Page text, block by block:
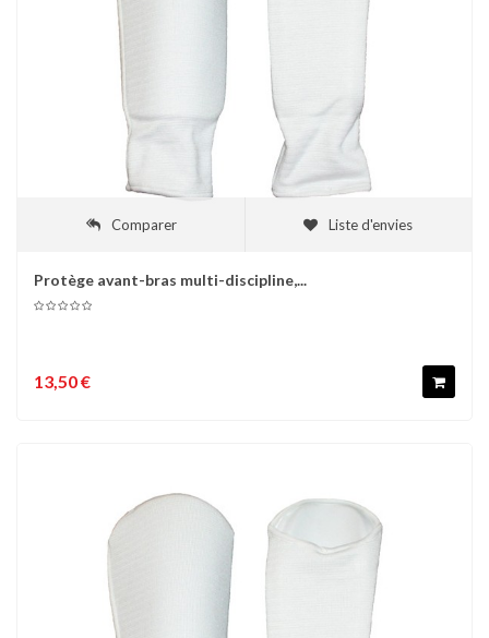
Comparer Liste d'envies
Protège avant-bras multi-discipline,...
13,50 €